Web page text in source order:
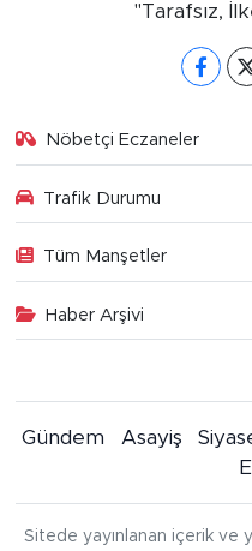
"Tarafsız,
Nöbetçi Eczaneler
Trafik Durumu
Tüm Manşetler
Haber Arşivi
Gündem Asayiş
Sitede yayınlanan içerik ve